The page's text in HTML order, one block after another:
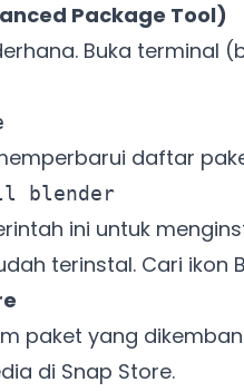
Package Tool)
Buka terminal
daftar
blender
ini untuk
terinstal. Cari ikon
paket yang
di Snap Store.